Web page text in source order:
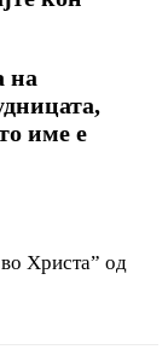
на
име е
Христа” од